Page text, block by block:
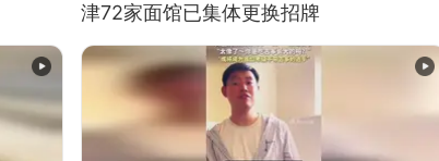
津72家面馆已集体更换招牌